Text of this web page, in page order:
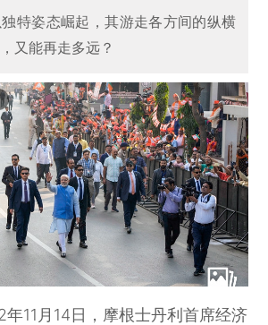
特姿态崛起，其游走各方间的纵横
又能再走多远？
11月14日，摩根士丹利首席经济